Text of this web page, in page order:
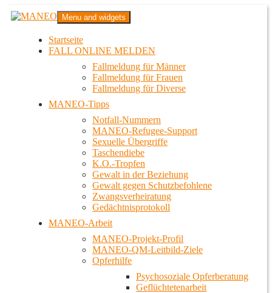
Zum
InhaltMANEO
Das schwule Anti-Gewalt-Projekt in Berlin
Menu and widgets
Startseite
FALL ONLINE MELDEN
Fallmeldung für Männer
Fallmeldung für Frauen
Fallmeldung für Diverse
MANEO-Tipps
Notfall-Nummern
MANEO-Refugee-Support
Sexuelle Übergriffe
Taschendiebe
K.O.-Tropfen
Gewalt in der Beziehung
Gewalt gegen Schutzbefohlene
Zwangsverheiratung
Gedächtnisprotokoll
MANEO-Arbeit
MANEO-Projekt-Profil
MANEO-QM-Leitbild-Ziele
Opferhilfe
Psychosoziale Opferberatung
Geflüchtetenarbeit